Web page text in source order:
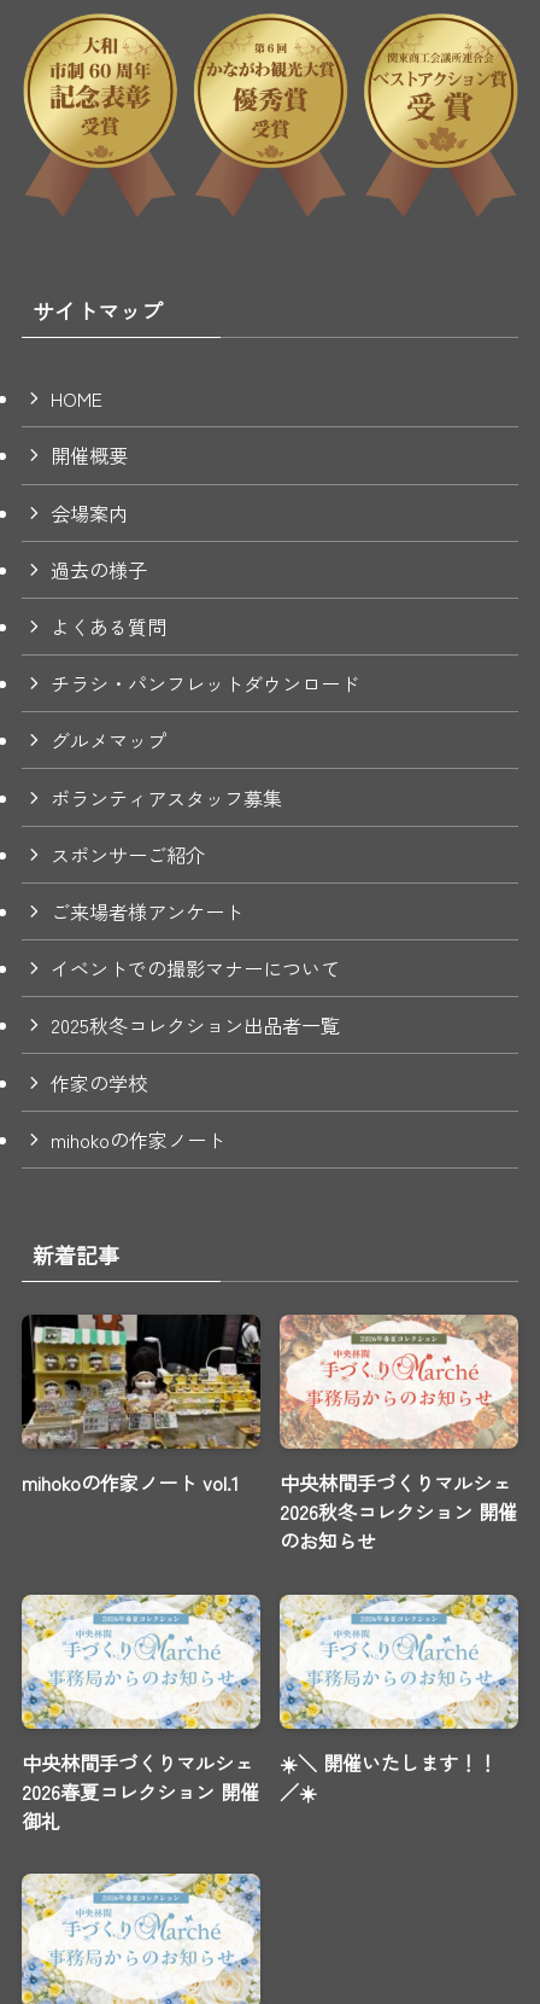
サイトマップ
HOME
開催概要
会場案内
過去の様子
よくある質問
チラシ・パンフレットダウンロード
グルメマップ
ボランティアスタッフ募集
スポンサーご紹介
ご来場者様アンケート
イベントでの撮影マナーについて
2025秋冬コレクション出品者一覧
作家の学校
mihokoの作家ノート
新着記事
mihokoの作家ノート vol.1
中央林間手づくりマルシェ
2026秋冬コレクション 開催
のお知らせ
中央林間手づくりマルシェ
2026春夏コレクション 開催
御礼
☀️＼ 開催いたします！！
／☀️